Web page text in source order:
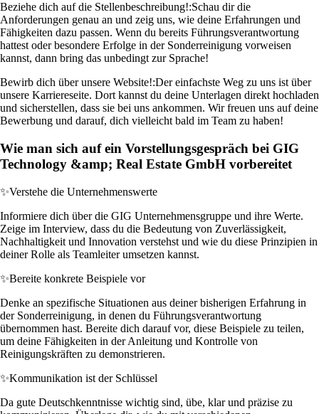
Beziehe dich auf die Stellenbeschreibung!:Schau dir die
Anforderungen genau an und zeig uns, wie deine Erfahrungen und
Fähigkeiten dazu passen. Wenn du bereits Führungsverantwortung
hattest oder besondere Erfolge in der Sonderreinigung vorweisen
kannst, dann bring das unbedingt zur Sprache!
Bewirb dich über unsere Website!:Der einfachste Weg zu uns ist über
unsere Karriereseite. Dort kannst du deine Unterlagen direkt hochladen
und sicherstellen, dass sie bei uns ankommen. Wir freuen uns auf deine
Bewerbung und darauf, dich vielleicht bald im Team zu haben!
Wie man sich auf ein Vorstellungsgespräch bei GIG
Technology &amp; Real Estate GmbH vorbereitet
✨Verstehe die Unternehmenswerte
Informiere dich über die GIG Unternehmensgruppe und ihre Werte.
Zeige im Interview, dass du die Bedeutung von Zuverlässigkeit,
Nachhaltigkeit und Innovation verstehst und wie du diese Prinzipien in
deiner Rolle als Teamleiter umsetzen kannst.
✨Bereite konkrete Beispiele vor
Denke an spezifische Situationen aus deiner bisherigen Erfahrung in
der Sonderreinigung, in denen du Führungsverantwortung
übernommen hast. Bereite dich darauf vor, diese Beispiele zu teilen,
um deine Fähigkeiten in der Anleitung und Kontrolle von
Reinigungskräften zu demonstrieren.
✨Kommunikation ist der Schlüssel
Da gute Deutschkenntnisse wichtig sind, übe, klar und präzise zu